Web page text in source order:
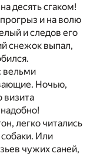
десять сгаком!
и на волю
и следов его
снежок выпал,
вельми
Ночью,
визита
легко читались
Или
чужих саней,